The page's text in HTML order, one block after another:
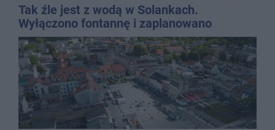
Tak źle jest z wodą w Solankach.
Wyłączono fontannę i zaplanowano
dolewkę